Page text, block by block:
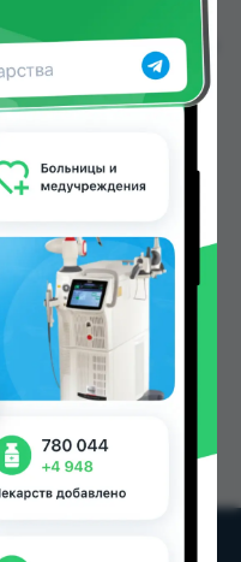
2В1 200МЛ можно
Дору Фарм №2,
Ромашка, КВД
в Душанбе и